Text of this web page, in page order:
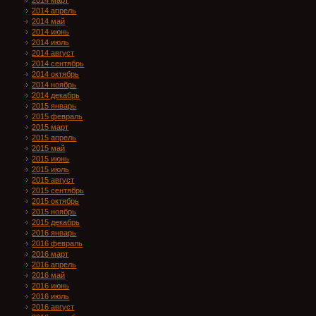
2014 апрель
2014 май
2014 июнь
2014 июль
2014 август
2014 сентябрь
2014 октябрь
2014 ноябрь
2014 декабрь
2015 январь
2015 февраль
2015 март
2015 апрель
2015 май
2015 июнь
2015 июль
2015 август
2015 сентябрь
2015 октябрь
2015 ноябрь
2015 декабрь
2016 январь
2016 февраль
2016 март
2016 апрель
2016 май
2016 июнь
2016 июль
2016 август